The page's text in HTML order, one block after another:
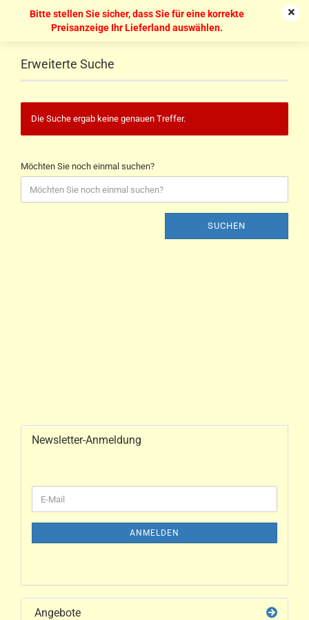
Bitte stellen Sie sicher, dass Sie für eine korrekte
Preisanzeige Ihr Lieferland auswählen.
Erweiterte Suche
Die Suche ergab keine genauen Treffer.
Möchten Sie noch einmal suchen?
SUCHEN
Newsletter-Anmeldung
ANMELDEN
Angebote